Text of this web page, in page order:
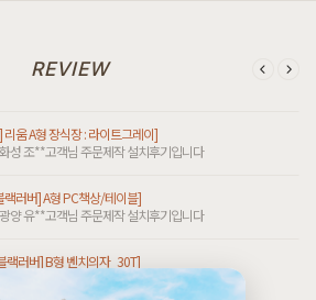
REVIEW
] 리움 A형 장식장 : 라이트그레이]
랙러버] A형 PC책상/테이블]
양 유**고객님 주문제작 설치후기입니다
랙러버] B형 벤치의자_30T]
기 부천 이**고객님 설치후기입니다
특가] [헤리티지월넛] X형 의자 폰]
울 영등포 박**고객님 설치후기입니다
주문제작 제품 & 신제품 배송설치 포토후기]
주문제작 제품 & 신제품 배송설치 포토후기]
파주 정**고객님 주문제작 설치후기입니다
주문제작 제품 & 신제품 배송설치 포토후기]
성 이**고객님 주문제작 설치후기입니다
춤 주문제작 제품 & 신제품 배송설치 포토후기]
검단 송**고객님 주문제작 설치후기입니다